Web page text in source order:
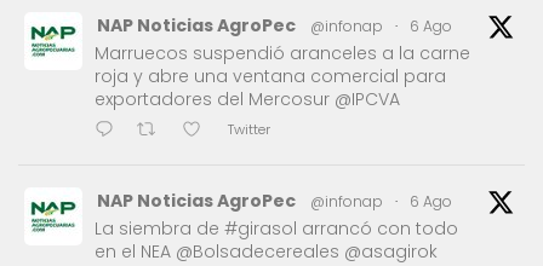
NAP Noticias AgroPec @infonap · 6 Ago
Marruecos suspendió aranceles a la carne
roja y abre una ventana comercial para
exportadores del Mercosur @IPCVA
Twitter
NAP Noticias AgroPec @infonap · 6 Ago
La siembra de #girasol arrancó con todo
en el NEA @Bolsadecereales @asagirok